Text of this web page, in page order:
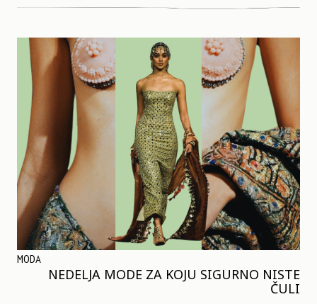
MODA
NEDELJA MODE ZA KOJU SIGURNO NISTE
ČULI